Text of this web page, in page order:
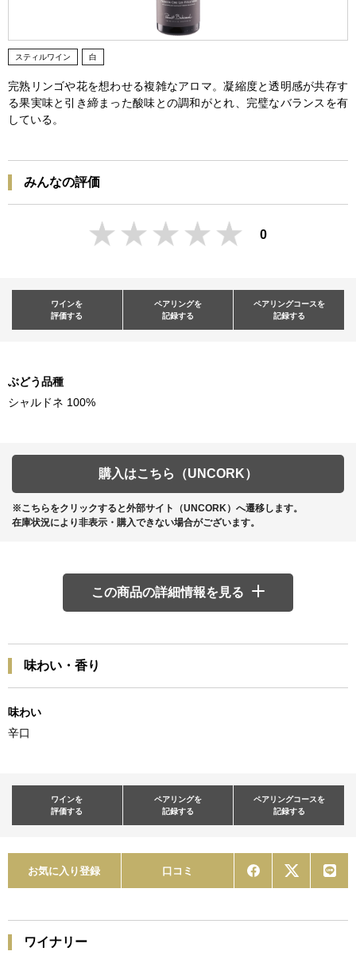
スティルワイン 白
完熟リンゴや花を想わせる複雑なアロマ。凝縮度と透明感が共存す
る果実味と引き締まった酸味との調和がとれ、完璧なバランスを有
している。
みんなの評価
0
ワインを
評価する
ペアリングを
記録する
ペアリングコースを
記録する
ぶどう品種
シャルドネ 100%
購入はこちら（UNCORK）
※こちらをクリックすると外部サイト（UNCORK）へ遷移します。
在庫状況により非表示・購入できない場合がございます。
この商品の詳細情報を見る
味わい・香り
味わい
辛口
ワインを
評価する
ペアリングを
記録する
ペアリングコースを
記録する
お気に入り登録 口コミ
ワイナリー